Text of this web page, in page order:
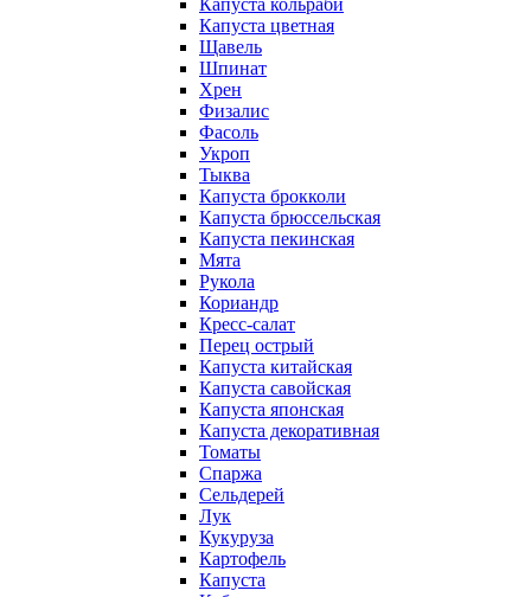
Капуста кольраби
Капуста цветная
Щавель
Шпинат
Хрен
Физалис
Фасоль
Укроп
Тыква
Капуста брокколи
Капуста брюссельская
Капуста пекинская
Мята
Рукола
Кориандр
Кресс-салат
Перец острый
Капуста китайская
Капуста савойская
Капуста японская
Капуста декоративная
Томаты
Спаржа
Сельдерей
Лук
Кукуруза
Картофель
Капуста